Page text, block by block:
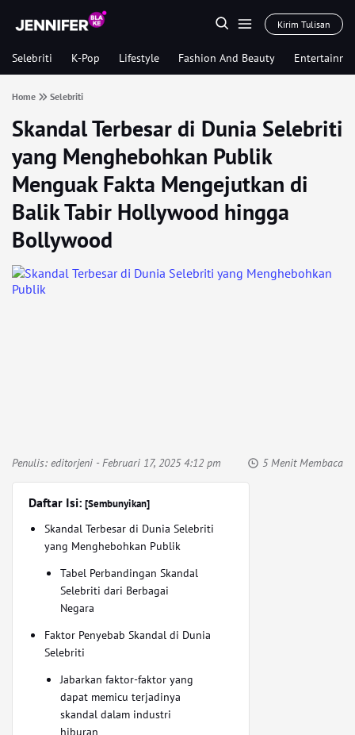
Kirim Tulisan
Selebriti K-Pop Lifestyle Fashion And Beauty
Home Selebriti
Skandal Terbesar di Dunia Selebriti
yang Menghebohkan Publik
Menguak Fakta Mengejutkan di
Balik Tabir Hollywood hingga
Bollywood
Penulis: editorjeni - Februari 17, 2025 4:12 pm 5 Menit Membaca
Daftar Isi: [Sembunyikan]
Skandal Terbesar di Dunia Selebriti
yang Menghebohkan Publik
Tabel Perbandingan Skandal
Selebriti dari Berbagai
Negara
Faktor Penyebab Skandal di Dunia
Selebriti
Jabarkan faktor-faktor yang
dapat memicu terjadinya
skandal dalam industri
hiburan